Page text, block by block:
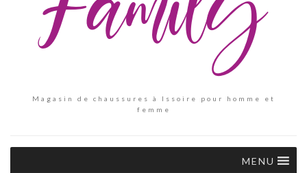
Magasin de chaussures à Issoire pour homme et
femme
MENU